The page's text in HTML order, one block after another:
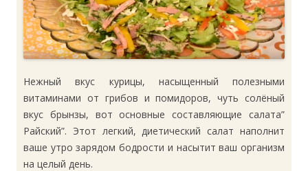
Нежный вкус курицы, насыщенный полезными
витаминами от грибов и помидоров, чуть солёный
вкус брынзы, вот основные составляющие салата”
Райский”. Этот легкий, диетический салат наполнит
ваше утро зарядом бодрости и насытит ваш организм
на целый день.